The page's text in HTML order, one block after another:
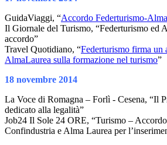
GuidaViaggi, “Accordo Federturismo-
Il Giornale del Turismo, “Federturismo ed
accordo”
Travel Quotidiano, “Federturismo firma un
AlmaLaurea sulla formazione nel turismo”
18 novembre 2014
La Voce di Romagna – Forlì - Cesena, “Il
dedicato alla legalità”
Job24 Il Sole 24 ORE, “Turismo –
Confindustria e Alma Laurea per